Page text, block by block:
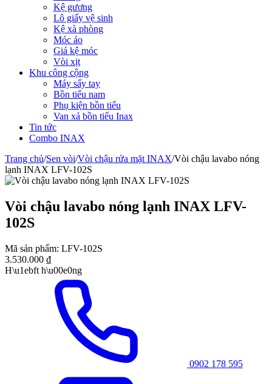
Kệ gương
Lô giấy vệ sinh
Kệ xà phòng
Móc áo
Giá kệ móc
Vòi xịt
Khu công cộng
Máy sấy tay
Bồn tiểu nam
Phụ kiện bồn tiểu
Van xả bồn tiểu Inax
Tin tức
Combo INAX
Trang chủ/Sen vòi/Vòi chậu rửa mặt INAX/Vòi chậu lavabo nóng
lạnh INAX LFV-102S
Vòi chậu lavabo nóng lạnh INAX LFV-
102S
Mã sản phẩm: LFV-102S
3.530.000 ₫
H\u1ebft h\u00e0ng
0902 178 595